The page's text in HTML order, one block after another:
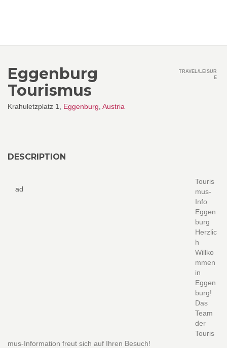
Eggenburg
Tourismus
Krahuletzplatz 1, Eggenburg Austria
TRAVEL/LEISUR
E
DESCRIPTION
ad
Touris
mus-
Info
Eggen
burg
Herzlic
h
Willko
mmen
in
Eggen
burg!
Das
Team
der
Touris
mus-Information freut sich auf Ihren Besuch!